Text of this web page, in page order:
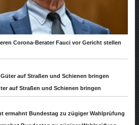
Corona-Berater Fauci vor Gericht stellen
auf Straßen und Schienen bringen